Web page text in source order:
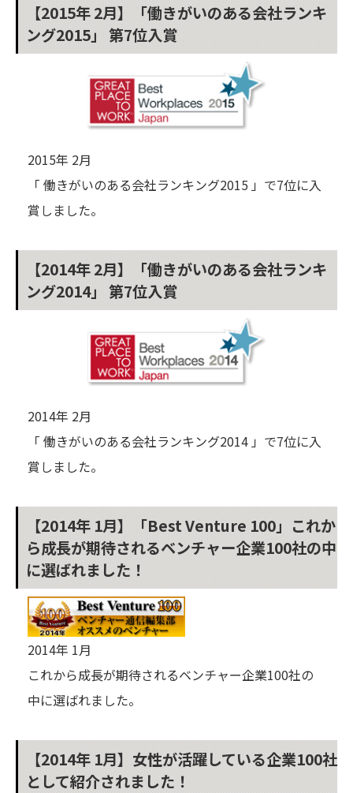
【2015年 2月】「働きがいのある会社ランキ
ング2015」 第7位入賞
2015年 2月
「 働きがいのある会社ランキング2015 」で7位に入
賞しました。
【2014年 2月】「働きがいのある会社ランキ
ング2014」 第7位入賞
2014年 2月
「 働きがいのある会社ランキング2014 」で7位に入
賞しました。
【2014年 1月】「Best Venture 100」これか
ら成長が期待されるベンチャー企業100社の中
に選ばれました！
2014年 1月
これから成長が期待されるベンチャー企業100社の
中に選ばれました。
【2014年 1月】女性が活躍している企業100社
として紹介されました！